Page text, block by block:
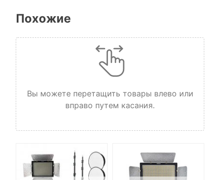
Похожие
Вы можете перетащить товары влево или
вправо путем касания.